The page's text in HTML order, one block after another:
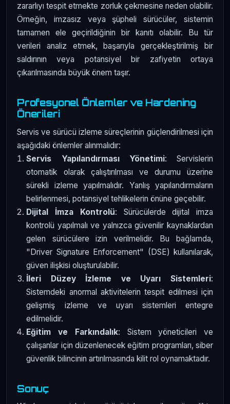
zararlıyı tespit etmekte zorluk çekmesine neden olabilir.
Örneğin, imzasız veya şüpheli sürücüler, sistemin
tamamen ele geçirildiğinin bir kanıtı olabilir. Bu tür
verileri analiz etmek, başarıyla gerçekleştirilmiş bir
saldırının veya potansiyel bir zafiyetin ortaya
çıkarılmasında büyük önem taşır.
Profesyonel Önlemler ve Hardening
Önerileri
Servis ve sürücü izleme süreçlerinin güçlendirilmesi için
aşağıdaki önlemler alınmalıdır:
Servis Yapılandırması Yönetimi: Servislerin
otomatik olarak çalıştırılması ve durumu üzerine
sürekli izleme yapılmalıdır. Yanlış yapılandırmaların
belirlenmesi, potansiyel tehlikelerin önüne geçebilir.
Dijital İmza Kontrolü: Sürücülerde dijital imza
kontrolü yapılmalı ve yalnızca güvenilir kaynaklardan
gelen sürücülere izin verilmelidir. Bu bağlamda,
"Driver Signature Enforcement" (DSE) kullanılarak,
güven ilişkisi oluşturulabilir.
İleri Düzey İzleme ve Uyarı Sistemleri:
Sistemdeki anormal aktivitelerin tespit edilmesi için
gelişmiş izleme ve uyarı sistemleri entegre
edilmelidir.
Eğitim ve Farkındalık: Sistem yöneticileri ve
çalışanlar için düzenlenecek eğitim programları, siber
güvenlik bilincinin artırılmasında kilit rol oynamaktadır.
Sonuç